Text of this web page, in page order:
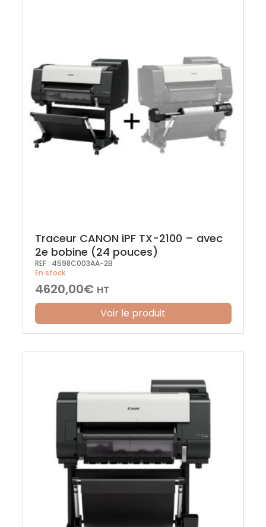
Traceur CANON iPF TX-2100 – avec
2e bobine (24 pouces)
REF : 4598C003AA-2B
En stock
4620,00€ HT
Voir le produit